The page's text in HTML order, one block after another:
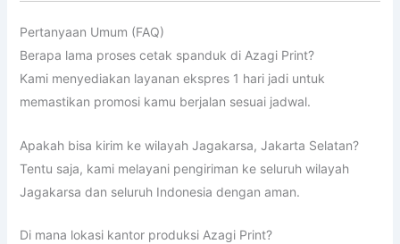
Pertanyaan Umum (FAQ)
Berapa lama proses cetak spanduk di Azagi Print?
Kami menyediakan layanan ekspres 1 hari jadi untuk
memastikan promosi kamu berjalan sesuai jadwal.
Apakah bisa kirim ke wilayah Jagakarsa, Jakarta Selatan?
Tentu saja, kami melayani pengiriman ke seluruh wilayah
Jagakarsa dan seluruh Indonesia dengan aman.
Di mana lokasi kantor produksi Azagi Print?